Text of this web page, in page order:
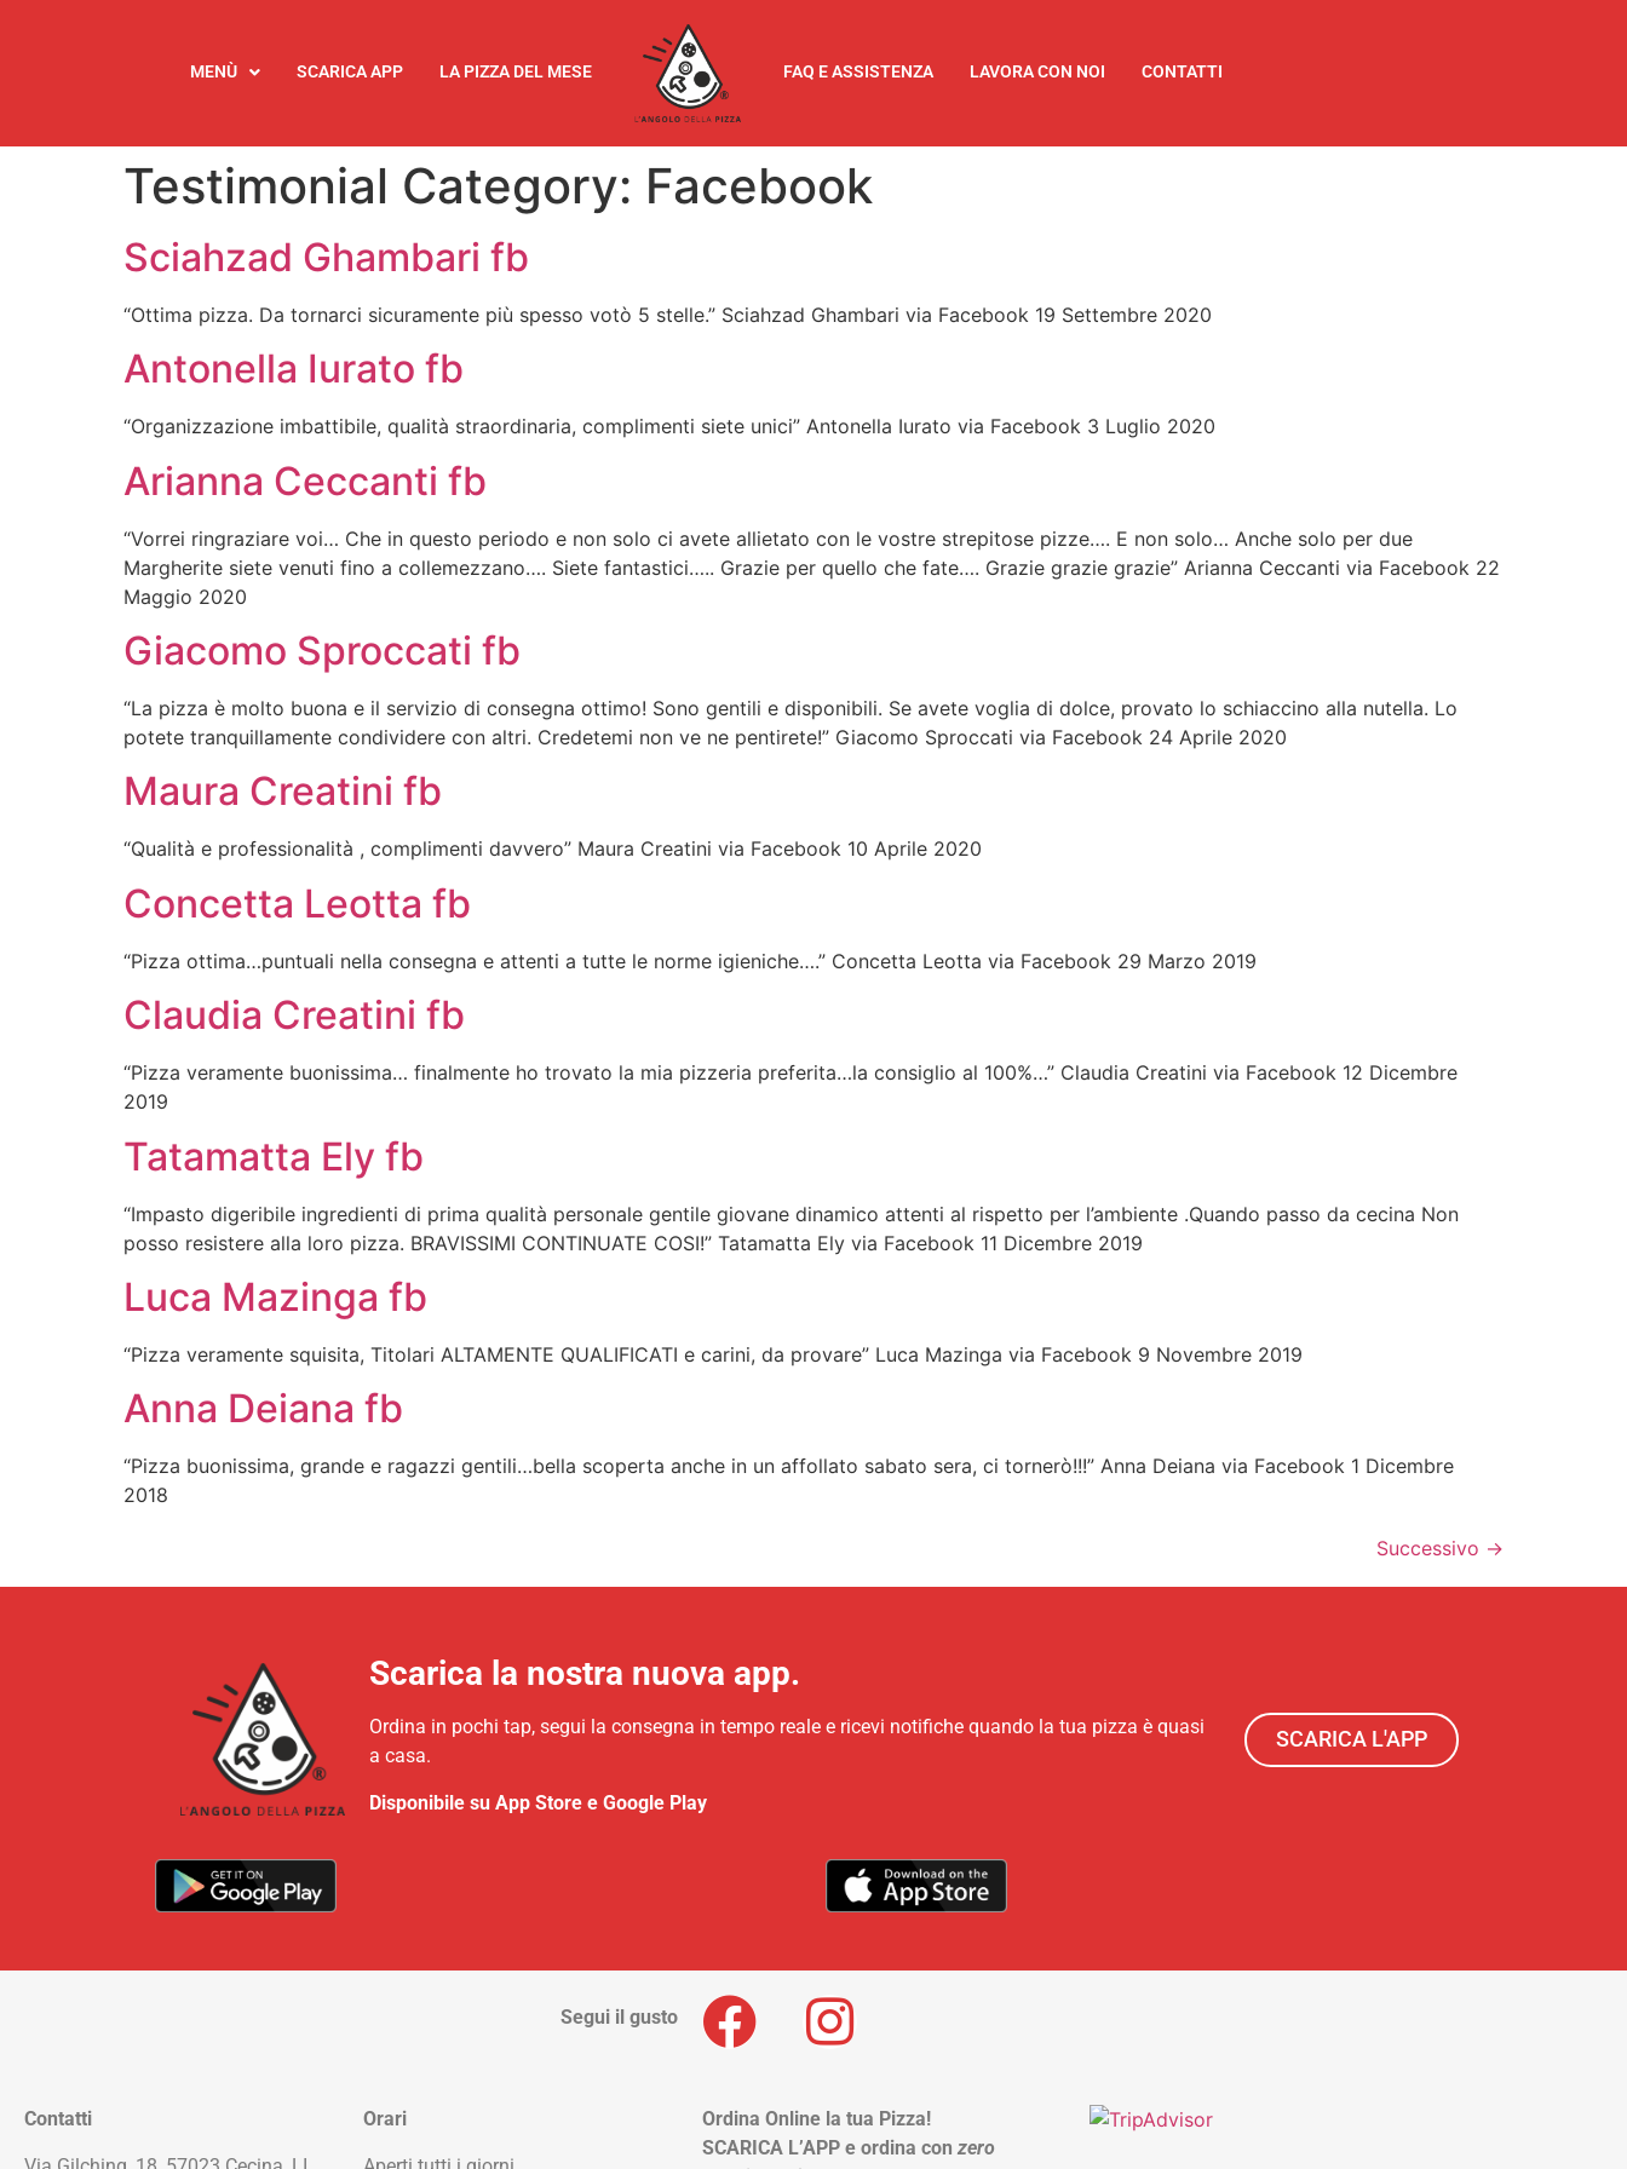
MENÙ SCARICA APP LA PIZZA DEL MESE FAQ E ASSISTENZA LAVORA CON NOI CONTATTI
Testimonial Category: Facebook
Sciahzad Ghambari fb
“Ottima pizza. Da tornarci sicuramente più spesso votò 5 stelle.” Sciahzad Ghambari via Facebook 19 Settembre 2020
Antonella Iurato fb
“Organizzazione imbattibile, qualità straordinaria, complimenti siete unici” Antonella Iurato via Facebook 3 Luglio 2020
Arianna Ceccanti fb
“Vorrei ringraziare voi… Che in questo periodo e non solo ci avete allietato con le vostre strepitose pizze…. E non solo… Anche solo per due
Margherite siete venuti fino a collemezzano…. Siete fantastici….. Grazie per quello che fate…. Grazie grazie grazie” Arianna Ceccanti via Facebook 22
Maggio 2020
Giacomo Sproccati fb
“La pizza è molto buona e il servizio di consegna ottimo! Sono gentili e disponibili. Se avete voglia di dolce, provato lo schiaccino alla nutella. Lo
potete tranquillamente condividere con altri. Credetemi non ve ne pentirete!” Giacomo Sproccati via Facebook 24 Aprile 2020
Maura Creatini fb
“Qualità e professionalità , complimenti davvero” Maura Creatini via Facebook 10 Aprile 2020
Concetta Leotta fb
“Pizza ottima…puntuali nella consegna e attenti a tutte le norme igieniche….” Concetta Leotta via Facebook 29 Marzo 2019
Claudia Creatini fb
“Pizza veramente buonissima… finalmente ho trovato la mia pizzeria preferita…la consiglio al 100%…” Claudia Creatini via Facebook 12 Dicembre
2019
Tatamatta Ely fb
“Impasto digeribile ingredienti di prima qualità personale gentile giovane dinamico attenti al rispetto per l’ambiente .Quando passo da cecina Non
posso resistere alla loro pizza. BRAVISSIMI CONTINUATE COSI!” Tatamatta Ely via Facebook 11 Dicembre 2019
Luca Mazinga fb
“Pizza veramente squisita, Titolari ALTAMENTE QUALIFICATI e carini, da provare” Luca Mazinga via Facebook 9 Novembre 2019
Anna Deiana fb
“Pizza buonissima, grande e ragazzi gentili…bella scoperta anche in un affollato sabato sera, ci tornerò!!!” Anna Deiana via Facebook 1 Dicembre
2018
Successivo →
Scarica la nostra nuova app.
Ordina in pochi tap, segui la consegna in tempo reale e ricevi notifiche quando la tua pizza è quasi
a casa.
Disponibile su App Store e Google Play
SCARICA L'APP
Segui il gusto
Contatti Orari
Ordina Online la tua Pizza!
SCARICA L’APP e ordina con zero